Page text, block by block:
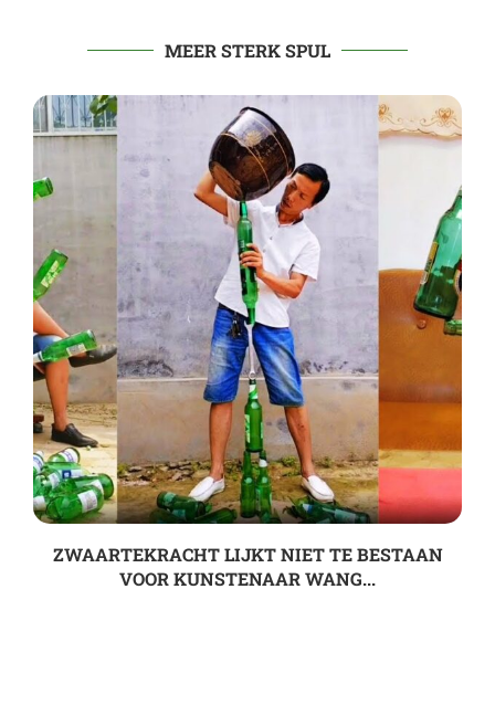
MEER STERK SPUL
ZWAARTEKRACHT LIJKT NIET TE BESTAAN
VOOR KUNSTENAAR WANG...